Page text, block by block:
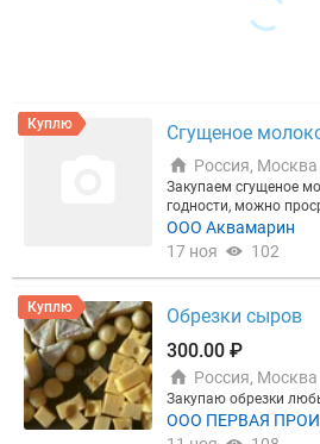
Куплю Сгущеное
Россия, Москва
Закупаем сгущеное
годности, можно
яйте на ватсап
ООО Аквамарин
17 ноя
102
Куплю
Обрезки сыров
300.00 ₽
Россия, Москва
Закупаю обрезки
ООО ПЕРВАЯ